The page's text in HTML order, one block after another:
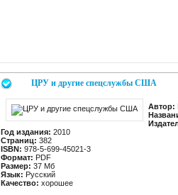
ЦРУ и другие спецслужбы США
Автор:
Год издания: 2010
Страниц: 382
ISBN: 978-5-699-45021-3
Формат: PDF
Размер: 37 Мб
Язык: Русский
Качество: хорошее